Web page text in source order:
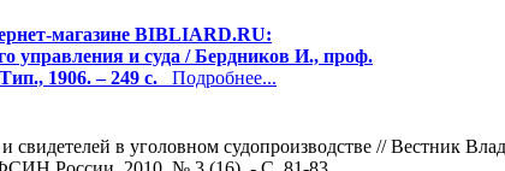
магазине BIBLIARD.RU:
управления и суда / Бердников И., проф.
1906. – 249 с. Подробнее...
в уголовном судопроизводстве // Вестник